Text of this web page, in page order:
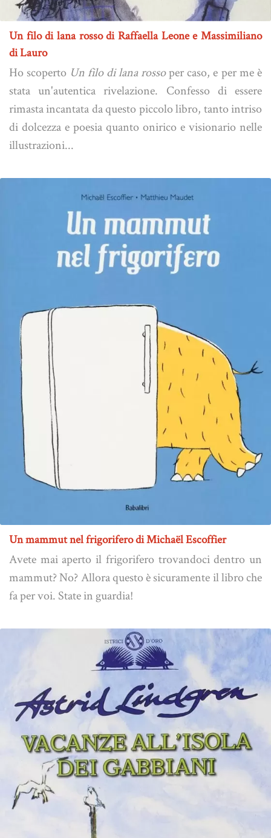
Un filo di lana rosso di Raffaella Leone e Massimiliano
di Lauro
Ho scoperto Un filo di lana rossoper caso, e per me è
stata un'autentica rivelazione. Confesso di essere
rimasta incantata da questo piccolo libro, tanto intriso
di dolcezza e poesia quanto onirico e visionario nelle
illustrazioni...
Un mammut nel frigorifero di Michaël Escoffier
Avete mai aperto il frigorifero trovandoci dentro un
mammut? No? Allora questo è sicuramente il libro che
fa per voi. State in guardia!